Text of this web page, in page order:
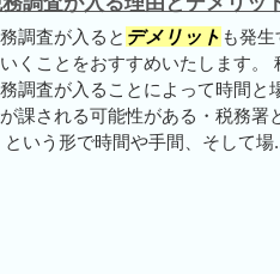
調査が入ると デメリット も発
くことをおすすめいたします。
調査が入ることによって時間と
課される可能性がある・税務署
という形で時間や手間、そして場